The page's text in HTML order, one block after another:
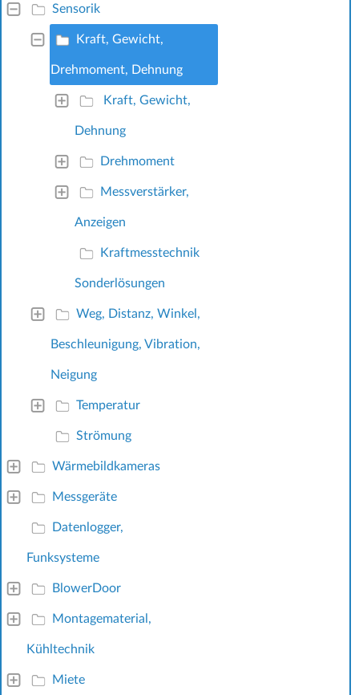
Sensorik
Kraft, Gewicht,
Drehmoment, Dehnung
Kraft, Gewicht,
Dehnung
Drehmoment
Messverstärker,
Anzeigen
Kraftmesstechnik
Sonderlösungen
Weg, Distanz, Winkel,
Beschleunigung, Vibration,
Neigung
Temperatur
Strömung
Wärmebildkameras
Messgeräte
Datenlogger,
Funksysteme
BlowerDoor
Montagematerial,
Kühltechnik
Miete